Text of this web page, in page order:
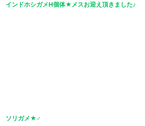
インドホシガメH個体★メスお迎え頂きました♪
ソリガメ★♂